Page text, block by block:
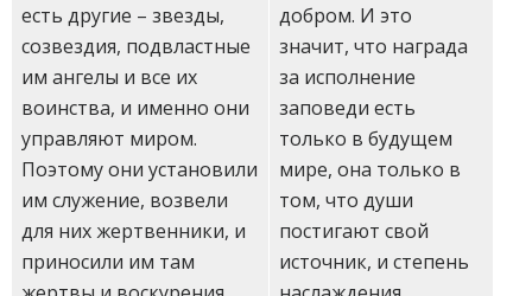
есть другие – звезды,
созвездия, подвластные
им ангелы и все их
воинства, и именно они
управляют миром.
Поэтому они установили
им служение, возвели
для них жертвенники, и
приносили им там
добром. И это
значит, что награда
за исполнение
заповеди есть
только в будущем
мире, она только в
том, что души
постигают свой
источник, и степень